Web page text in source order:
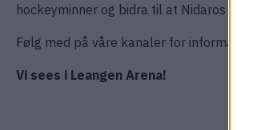
hockeyminner og bidra til at Nidaros
Følg med på våre kanaler for
Vi sees i Leangen Arena!